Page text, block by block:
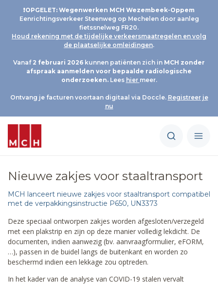
❗OPGELET: Wegenwerken MCH Wezembeek-Oppem
Eenrichtingsverkeer Steenweg op Mechelen door aanleg
fietssnelweg FR20.
Houd rekening met de tijdelijke verkeersmaatregelen en volg
de plaatselijke omleidingen.
Vanaf 2 februari 2026 kunnen patiënten zich in MCH zonder
afspraak aanmelden voor bepaalde radiologische
onderzoeken.Lees hier meer.
Ontvang je facturen voortaan digitaal via Doccle. Registreer je
nu
Nieuwe zakjes voor staaltransport
MCH lanceert nieuwe zakjes voor staaltransport compatibel
met de verpakkingsinstructie P650, UN3373
Deze speciaal ontworpen zakjes worden afgesloten/verzegeld
met een plakstrip en zijn op deze manier volledig lekdicht. De
documenten, indien aanwezig (bv. aanvraagformulier, eFORM,
…), passen in de buidel langs de buitenkant en worden zo
beschermd indien een lekkage zou optreden.
In het kader van de analyse van COVID-19 stalen vervalt